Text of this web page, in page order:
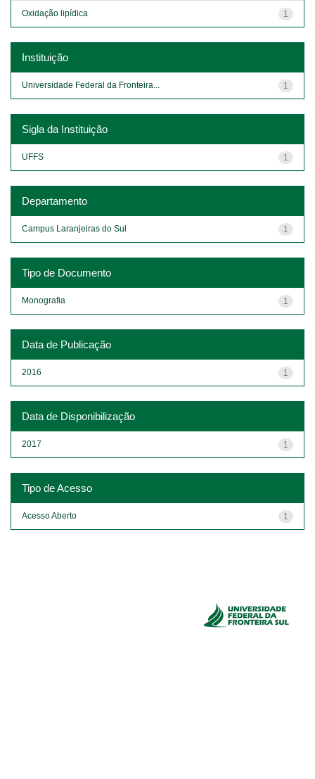
1
Oxidação lipídica
Instituição
1
Universidade Federal da Fronteira...
Sigla da Instituição
1
UFFS
Departamento
1
Campus Laranjeiras do Sul
Tipo de Documento
1
Monografia
Data de Publicação
1
2016
Data de Disponibilização
1
2017
Tipo de Acesso
1
Acesso Aberto